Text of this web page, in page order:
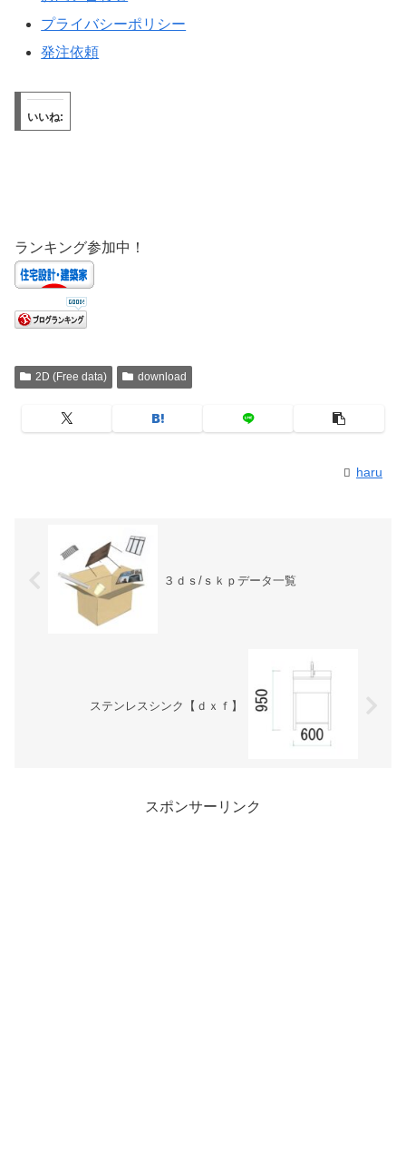
プライバシーポリシー
発注依頼
いいね:
ランキング参加中！
2D (Free data) download
haru
３ｄｓ/ｓｋｐデータ一覧
ステンレスシンク【ｄｘｆ】
スポンサーリンク